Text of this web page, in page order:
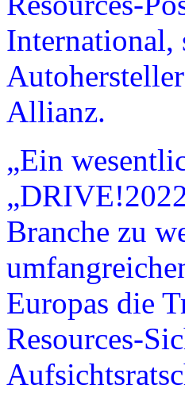
International,
Allianz.
„Ein
Branche zu
Europas die
Resources-